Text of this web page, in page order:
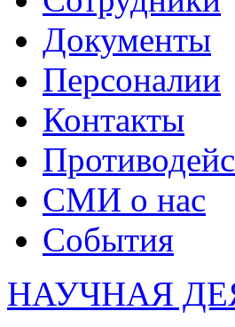
Документы
Персоналии
Контакты
СМИ о нас
События
НАУЧНАЯ